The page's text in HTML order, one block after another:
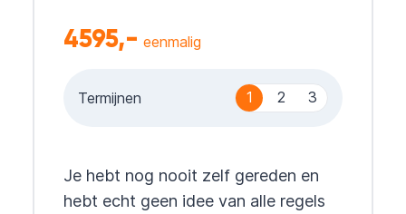
4595,- eenmalig
Termijnen 1 2 3
Je hebt nog nooit zelf gereden en
hebt echt geen idee van alle regels